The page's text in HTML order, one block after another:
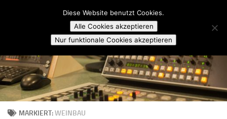
Skip to content
Campusradio Karlsruhe
MARKIERT:WEINBAU
Diese Website benutzt Cookies.
Alle Cookies akzeptieren
Nur funktionale Cookies akzeptieren